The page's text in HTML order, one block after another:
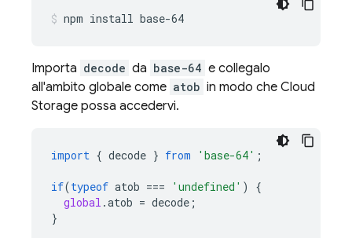
npm install base-64
Importa decode da base-64 e collegalo
all'ambito globale come atob in modo che Cloud
Storage possa accedervi.
import { decode } from 'base-64' ;
if(typeof atob === 'undefined' )
{
global .atob = decode ;
}